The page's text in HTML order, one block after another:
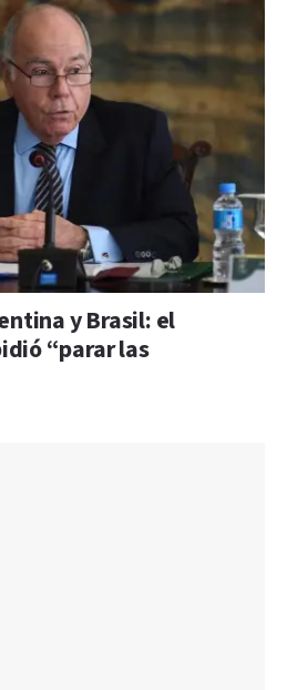
y Brasil: el
“parar las